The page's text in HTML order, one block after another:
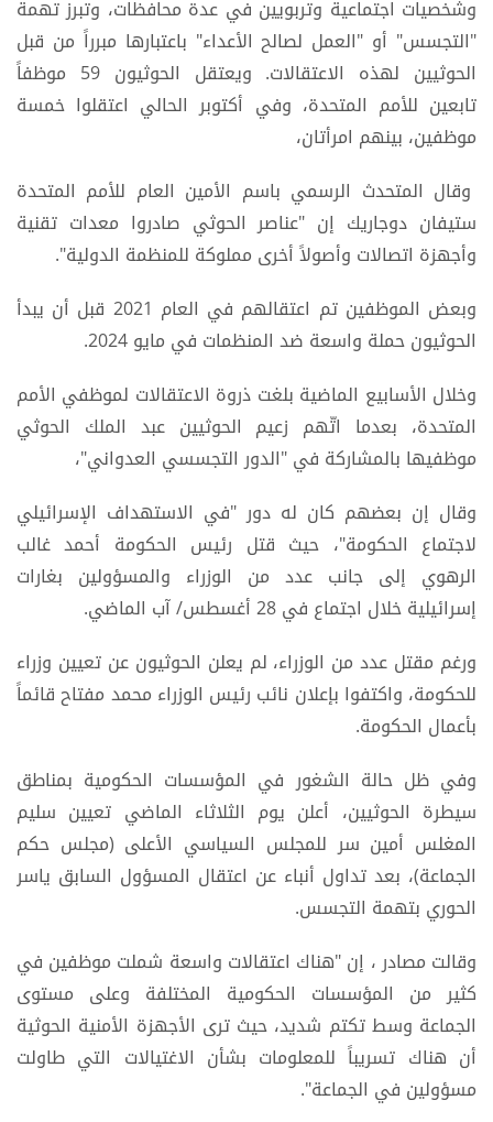
وشخصيات اجتماعية وتربويين في عدة محافظات، وتبرز تهمة
"التجسس" أو "العمل لصالح الأعداء" باعتبارها مبرراً من قبل
الحوثيين لهذه الاعتقالات. ويعتقل الحوثيون 59 موظفاً
تابعين للأمم المتحدة، وفي أكتوبر الحالي اعتقلوا خمسة
موظفين، بينهم امرأتان،
وقال المتحدث الرسمي باسم الأمين العام للأمم المتحدة
ستيفان دوجاريك إن "عناصر الحوثي صادروا معدات تقنية
وأجهزة اتصالات وأصولاً أخرى مملوكة للمنظمة الدولية".
وبعض الموظفين تم اعتقالهم في العام 2021 قبل أن يبدأ
الحوثيون حملة واسعة ضد المنظمات في مايو 2024.
وخلال الأسابيع الماضية بلغت ذروة الاعتقالات لموظفي الأمم
المتحدة، بعدما اتّهم زعيم الحوثيين عبد الملك الحوثي
موظفيها بالمشاركة في "الدور التجسسي العدواني"،
وقال إن بعضهم كان له دور "في الاستهداف الإسرائيلي
لاجتماع الحكومة"، حيث قتل رئيس الحكومة أحمد غالب
الرهوي إلى جانب عدد من الوزراء والمسؤولين بغارات
إسرائيلية خلال اجتماع في 28 أغسطس/ آب الماضي.
ورغم مقتل عدد من الوزراء، لم يعلن الحوثيون عن تعيين وزراء
للحكومة، واكتفوا بإعلان نائب رئيس الوزراء محمد مفتاح قائماً
بأعمال الحكومة.
وفي ظل حالة الشغور في المؤسسات الحكومية بمناطق
سيطرة الحوثيين، أعلن يوم الثلاثاء الماضي تعيين سليم
المغلس أمين سر للمجلس السياسي الأعلى (مجلس حكم
الجماعة)، بعد تداول أنباء عن اعتقال المسؤول السابق ياسر
الحوري بتهمة التجسس.
وقالت مصادر ، إن "هناك اعتقالات واسعة شملت موظفين في
كثير من المؤسسات الحكومية المختلفة وعلى مستوى
الجماعة وسط تكتم شديد، حيث ترى الأجهزة الأمنية الحوثية
أن هناك تسريباً للمعلومات بشأن الاغتيالات التي طاولت
مسؤولين في الجماعة".